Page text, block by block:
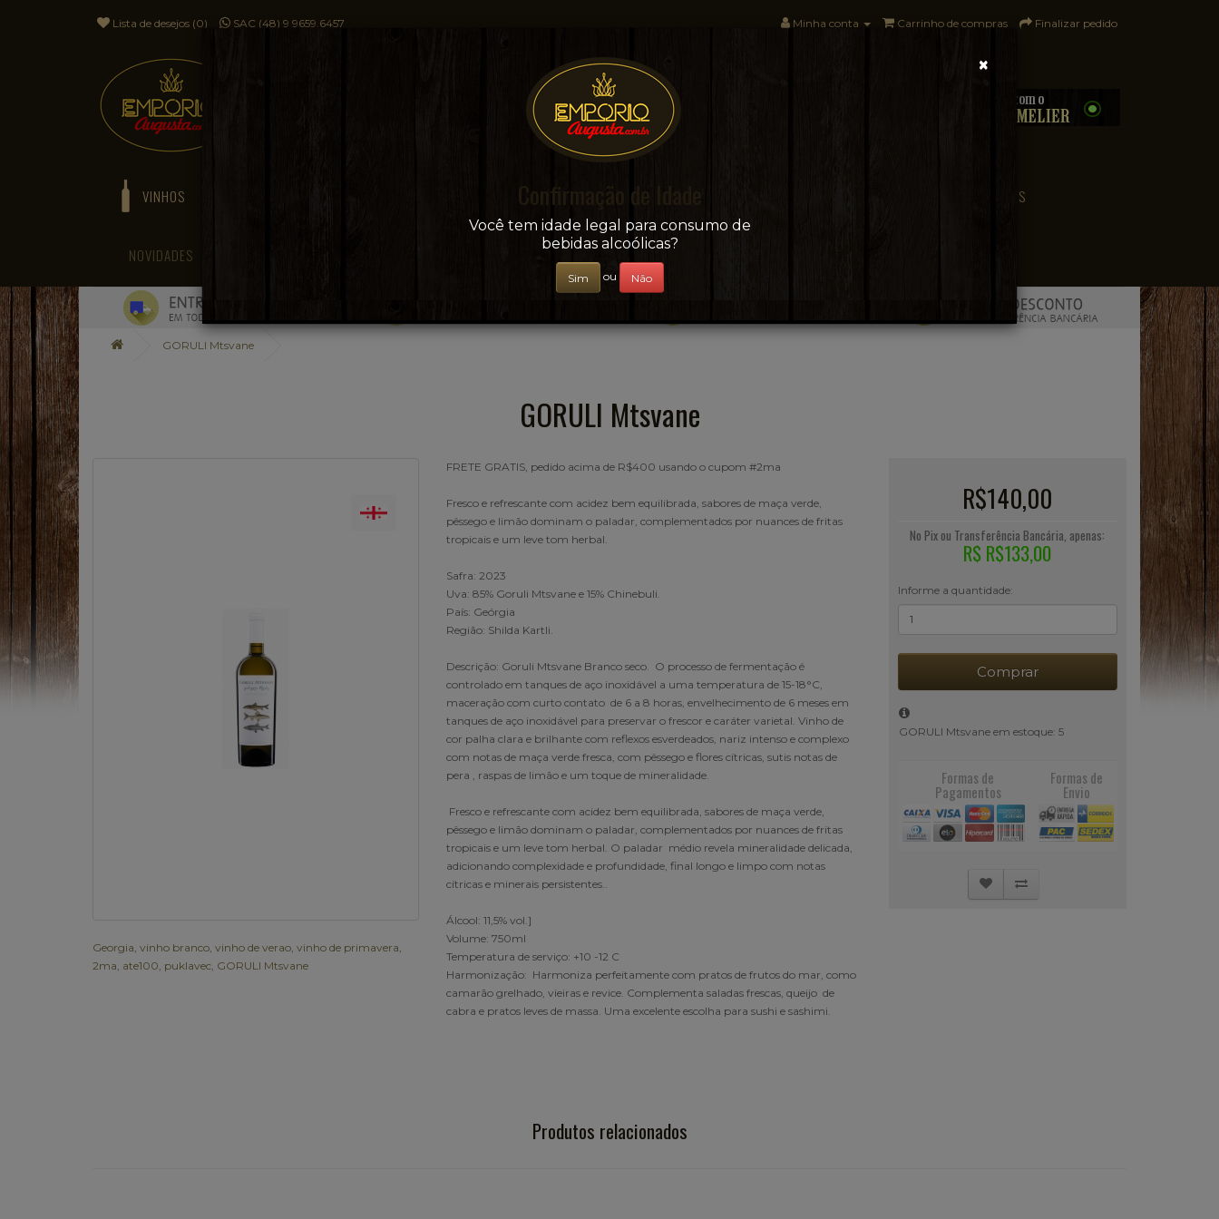
Lista de desejos (0) SAC (48) 9 9659.6457 Minha conta Carrinho de compras Finalizar pedido
Sua conveniência e adega on-line!
VINHOS + BEBIDAS PAÍSES
NOVIDADES
GORULI Mtsvane
GORULI Mtsvane
Georgia vinho branco vinho de verao vinho de primavera
2ma ate100 puklavec GORULI Mtsvane
FRETE GRATIS, pedido acima de R$400 usando o cupom #2ma
Fresco e refrescante com acidez bem equilibrada, sabores de maça verde,
pêssego e limão dominam o paladar, complementados por nuances de fritas
tropicais e um leve tom herbal.
Safra: 2023
Uva: 85% Goruli Mtsvane e 15% Chinebuli.
País: Geórgia
Região: Shilda Kartli.
Descrição: Goruli Mtsvane Branco seco. O processo de fermentação é
controlado em tanques de aço inoxidável a uma temperatura de 15-18°C,
maceração com curto contato de 6 a 8 horas, envelhecimento de 6 meses em
tanques de aço inoxidável para preservar o frescor e caráter varietal. Vinho de
cor palha clara e brilhante com reflexos esverdeados, nariz intenso e complexo
com notas de maça verde fresca, com pêssego e flores cítricas, sutis notas de
pera , raspas de limão e um toque de mineralidade.
Fresco e refrescante com acidez bem equilibrada, sabores de maça verde,
pêssego e limão dominam o paladar, complementados por nuances de fritas
tropicais e um leve tom herbal. O paladar médio revela mineralidade delicada,
adicionando complexidade e profundidade, final longo e limpo com notas
cítricas e minerais persistentes..
Álcool: 11,5% vol.]
Volume: 750ml
Temperatura de serviço: +10 -12 C
Harmonização: Harmoniza perfeitamente com pratos de frutos do mar, como
camarão grelhado, vieiras e revice. Complementa saladas frescas, queijo de
cabra e pratos leves de massa. Uma excelente escolha para sushi e sashimi.
R$140,00
No Pix ou Transferência Bancária, apenas:
R$ R$133,00
Informe a quantidade:
Comprar
GORULI Mtsvane em estoque: 5
Formas de
Pagamentos
Formas de
Envio
Produtos relacionados
×
Confirmação de Idade
Você tem idade legal para consumo de
bebidas alcoólicas?
Sim ou Não